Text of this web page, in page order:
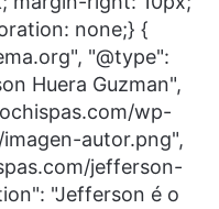
none;} {
"@type":
Huera Guzman",
wp-
autor.png",
jefferson-
"Jefferson é o